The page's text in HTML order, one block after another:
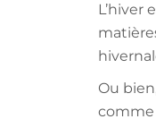
L’hiver
Ou
comme